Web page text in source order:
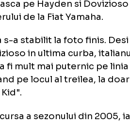
Valentino Rossi a
rapid pe prima
al patrulea a atacat
pe Hayden si
de la Fiat
s-a stabilit la foto